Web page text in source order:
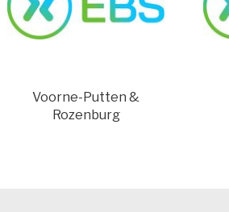
Voorne-Putten &
Rozenburg